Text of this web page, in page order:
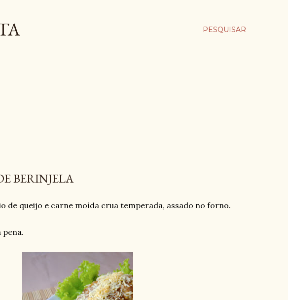
PESQUISAR
BERINJELA
de queijo e carne moída crua temperada, assado no forno.
pena.